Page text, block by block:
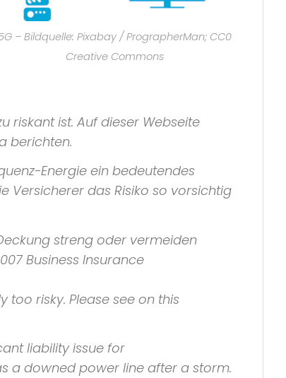
– Bildquelle: Pixabay / PrographerMan; CC0
Creative Commons
riskant ist. Auf dieser Webseite
berichten.
Energie ein bedeutendes
Versicherer das Risiko so vorsichtig
streng oder vermeiden
Business Insurance
risky. Please see on this
liability issue for
a downed power line after a storm.